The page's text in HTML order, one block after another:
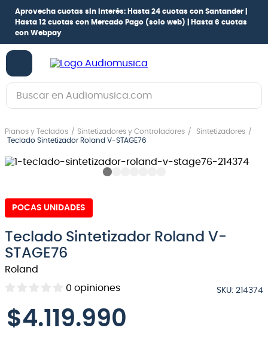
Aprovecha cuotas sin interés: Hasta 24 cuotas con Santander |
Hasta 12 cuotas con Mercado Pago (solo web) |
Hasta 6 cuotas
con Webpay
Buscar en Audiomusica.com
Pianos y Teclados Sintetizadores y Controladores
Sintetizadores
Teclado Sintetizador Roland V-STAGE76
POCAS UNIDADES
Teclado Sintetizador Roland V-
STAGE76
Roland
0 opiniones SKU: 214374
$4.119.990
1.
guitarra electrica
2.
bajo
4.
pioneerdj
6 .
guitarra
7.
teclado
micrófono
10
violin